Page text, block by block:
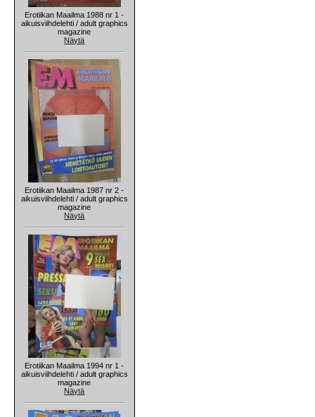
Erotiikan Maailma 1988 nr 1 -
aikuisviihdelehti / adult graphics
magazine
Näytä
Erotiikan Maailma 1987 nr 2 -
aikuisviihdelehti / adult graphics
magazine
Näytä
Erotiikan Maailma 1994 nr 1 -
aikuisviihdelehti / adult graphics
magazine
Näytä